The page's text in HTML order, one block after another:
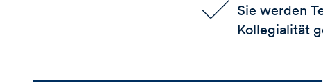
Sie werden
Kollegialität